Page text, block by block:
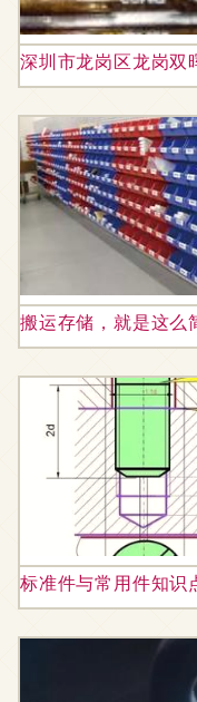
深圳市龙岗区龙岗双
搬运存储，就是这
标准件与常用件知识